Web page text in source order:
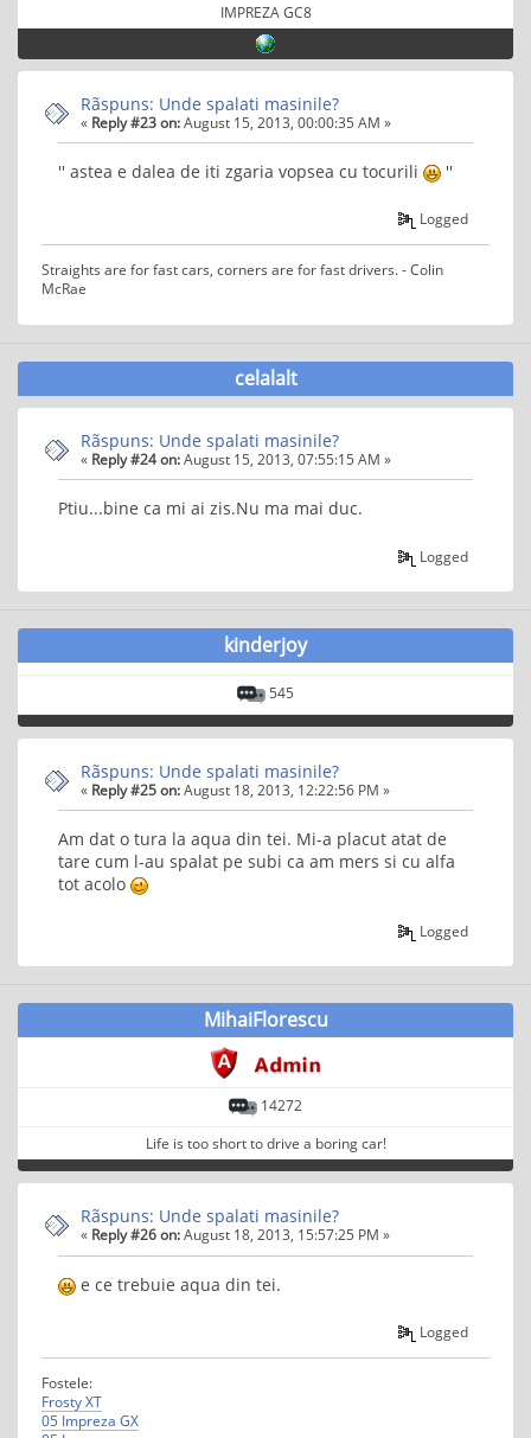
IMPREZA GC8
Rãspuns: Unde spalati masinile?
« Reply #23 on:August 15, 2013, 00:00:35 AM »
'' astea e dalea de iti zgaria vopsea cu tocurili ''
Logged
Straights are for fast cars, corners are for fast drivers. - Colin
McRae
celalalt
Rãspuns: Unde spalati masinile?
« Reply #24 on:August 15, 2013, 07:55:15 AM »
Ptiu...bine ca mi ai zis.Nu ma mai duc.
Logged
kinderjoy
545
Rãspuns: Unde spalati masinile?
« Reply #25 on:August 18, 2013, 12:22:56 PM »
Am dat o tura la aqua din tei. Mi-a placut atat de
tare cum l-au spalat pe subi ca am mers si cu alfa
tot acolo
Logged
MihaiFlorescu
14272
Life is too short to drive a boring car!
Rãspuns: Unde spalati masinile?
« Reply #26 on:August 18, 2013, 15:57:25 PM »
e ce trebuie aqua din tei.
Logged
Fostele:
Frosty XT
05 Impreza GX